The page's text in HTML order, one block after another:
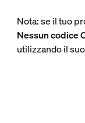
Nota: se il tuo
Nessun codice
utilizzando il